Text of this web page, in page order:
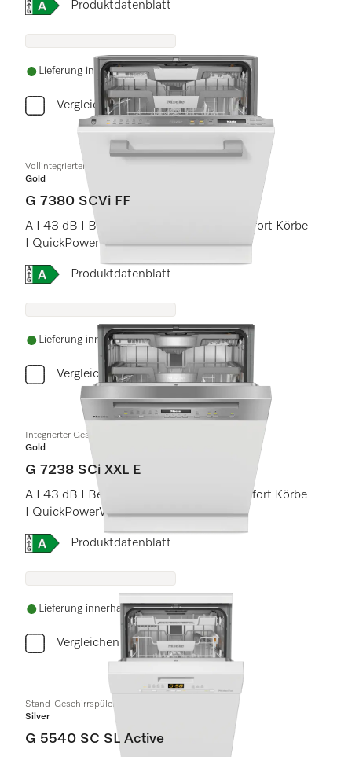
Onlinelabel Image, Energielabel
Produktdatenblatt
Lieferung innerhalb von 5-7 Werktagen
Vergleichen
Vollintegrierter Geschirrspüler
Gold
G 7380 SCVi FF
A I 43 dB I Besteckschublade I ExtraComfort Körbe
I QuickPowerWash I FrontFit
Onlinelabel Image, Energielabel
Produktdatenblatt
Lieferung innerhalb von 5-7 Werktagen
Vergleichen
Integrierter Geschirrspüler XXL
Gold
G 7238 SCi XXL E
A I 43 dB I Besteckschublade I MaxiComfort Körbe
I QuickPowerWash I AutoOpen
Onlinelabel Image, Energielabel
Produktdatenblatt
Lieferung innerhalb von 5-7 Werktagen
Vergleichen
Stand-Geschirrspüler 45cm
Silver
G 5540 SC SL Active